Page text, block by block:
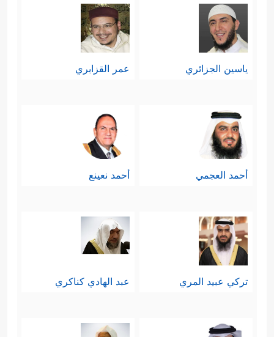
ياسين الجزائري عمر القزابري
أحمد العجمي أحمد نعينع
تركي عبيد المري عبد الهادي كناكري